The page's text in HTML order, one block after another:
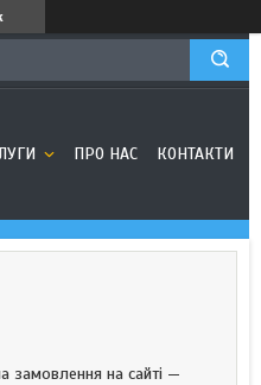
ПРО НАС КОНТАКТИ
замовлення на сайті —